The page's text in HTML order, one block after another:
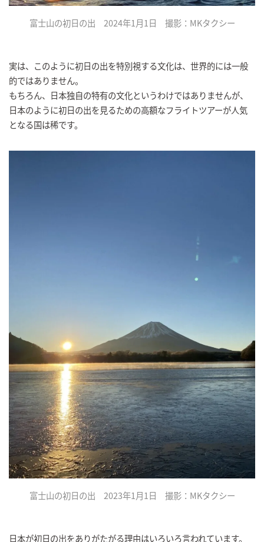
富士山の初日の出 2024年1月1日 撮影：MKタクシー
実は、このように初日の出を特別視する文化は、世界的には一般
的ではありません。
もちろん、日本独自の特有の文化というわけではありませんが、
日本のように初日の出を見るための高額なフライトツアーが人気
となる国は稀です。
富士山の初日の出 2023年1月1日 撮影：MKタクシー
日本が初日の出をありがたがる理由はいろいろ言われています。